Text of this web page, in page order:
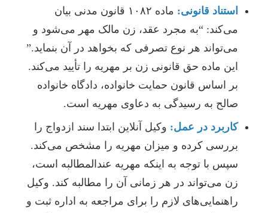
استناد قانونی:
ماده ۱۰۸۲ قانون مدنی بیان
می‌کند: “به مجرد عقد، زن مالک مهر می‌شود و
می‌تواند هر نوع تصرفی که بخواهد در آن بنماید.”
این ماده حق قانونی زن بر مهریه را تأیید می‌کند.
بر اساس قانون حمایت خانواده، دادگاه خانواده
صالح به رسیدگی به دعاوی مهریه است.
کاربرد در عمل: وکیل آنلاین ابتدا سند ازدواج را
بررسی کرده و میزان مهریه را مشخص می‌کند.
سپس با توجه به اینکه مهریه عندالمطالبه است،
زن می‌تواند در هر زمانی آن را مطالبه کند. وکیل
راهنمایی‌های لازم را برای مراجعه به اداره ثبت و